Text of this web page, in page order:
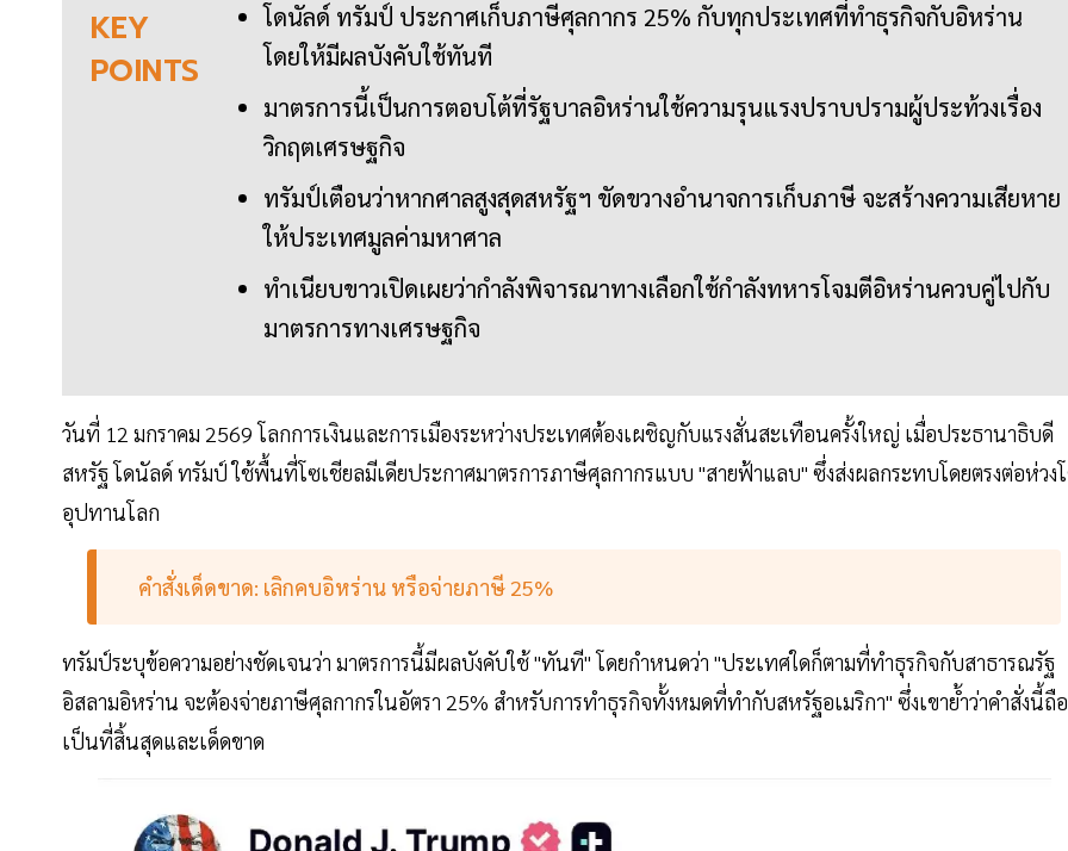
KEY
POINTS
โดนัลด์ ทรัมป์ ประกาศเก็บภาษีศุลกากร 25% กับทุกประเทศที่ทำธุรกิจกับอิหร่าน
โดยให้มีผลบังคับใช้ทันที
มาตรการนี้เป็นการตอบโต้ที่รัฐบาลอิหร่านใช้ความรุนแรงปราบปรามผู้ประท้วงเรื่อง
วิกฤตเศรษฐกิจ
ทรัมป์เตือนว่าหากศาลสูงสุดสหรัฐฯ ขัดขวางอำนาจการเก็บภาษี จะสร้างความเสียหาย
ให้ประเทศมูลค่ามหาศาล
ทำเนียบขาวเปิดเผยว่ากำลังพิจารณาทางเลือกใช้กำลังทหารโจมตีอิหร่านควบคู่ไปกับ
มาตรการทางเศรษฐกิจ
วันที่ 12 มกราคม 2569 โลกการเงินและการเมืองระหว่างประเทศต้องเผชิญกับแรงสั่นสะเทือนครั้งใหญ่ เมื่อประธานาธิบดี
สหรัฐ โดนัลด์ ทรัมป์ ใช้พื้นที่โซเชียลมีเดียประกาศมาตรการภาษีศุลกากรแบบ "สายฟ้าแลบ" ซึ่งส่งผลกระทบโดยตรงต่อห่วง
อุปทานโลก
คำสั่งเด็ดขาด: เลิกคบอิหร่าน หรือจ่ายภาษี 25%
ทรัมป์ระบุข้อความอย่างชัดเจนว่า มาตรการนี้มีผลบังคับใช้ "ทันที" โดยกำหนดว่า "ประเทศใดก็ตามที่ทำธุรกิจกับสาธารณรัฐ
อิสลามอิหร่าน จะต้องจ่ายภาษีศุลกากรในอัตรา 25% สำหรับการทำธุรกิจทั้งหมดที่ทำกับสหรัฐอเมริกา" ซึ่งเขาย้ำว่าคำสั่งนี้ถือ
เป็นที่สิ้นสุดและเด็ดขาด